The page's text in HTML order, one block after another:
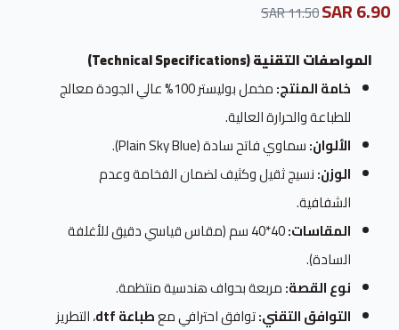
6.90 SAR
11.50 SAR
المواصفات التقنية (Technical Specifications)
خامة المنتج:
مخمل بوليستر 100% عالي الجودة معالج
للطباعة والحرارة العالية.
الألوان:سماوي فاتح سادة (Plain Sky Blue).
الوزن:نسيج ثقيل وكثيف لضمان الفخامة وعدم
الشفافية.
المقاسات:
40*40 سم (مقاس قياسي دقيق للأغلفة
السادة).
نوع القصة:مربعة بحواف هندسية منتظمة.
التوافق التقني:توافق احترافي معطباعة dtf
، التطريز